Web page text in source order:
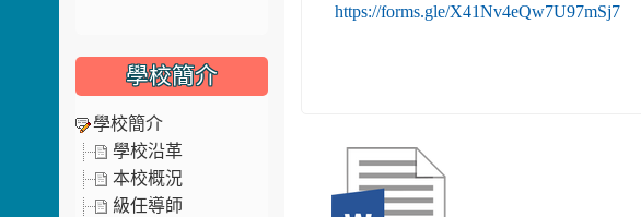
https://forms.gle/X41Nv4eQw7U97mSj7
學校簡介
學校簡介
學校沿革
本校概況
級任導師